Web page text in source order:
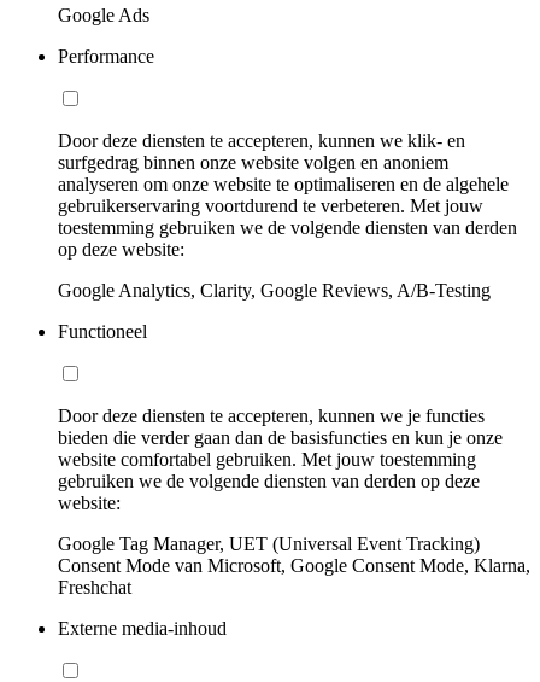
Google Ads
Performance
Door deze diensten te accepteren, kunnen we klik- en
surfgedrag binnen onze website volgen en anoniem
analyseren om onze website te optimaliseren en de algehele
gebruikerservaring voortdurend te verbeteren. Met jouw
toestemming gebruiken we de volgende diensten van derden
op deze website:
Google Analytics, Clarity, Google Reviews, A/B-Testing
Functioneel
Door deze diensten te accepteren, kunnen we je functies
bieden die verder gaan dan de basisfuncties en kun je onze
website comfortabel gebruiken. Met jouw toestemming
gebruiken we de volgende diensten van derden op deze
website:
Google Tag Manager, UET (Universal Event Tracking)
Consent Mode van Microsoft, Google Consent Mode, Klarna,
Freshchat
Externe media-inhoud